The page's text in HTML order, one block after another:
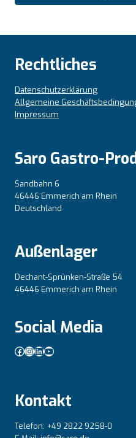
Rechtliches
Datenschutzerklärung
Allgemeine
Impressum
Saro Gastro-
Sandbahn 6
46446 Emmerich am Rhein
Deutschland
Außenlager
Dechant-Sprünken-Straße 54
46446 Emmerich am Rhein
Social Media
Facebook
Instagram
LinkedIn
YouTube
Kontakt
Telefon: +49 2822 9258-0